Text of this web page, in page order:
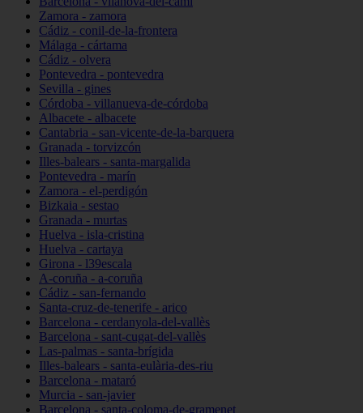
Zamora - zamora
Cádiz - conil-de-la-frontera
Málaga - cártama
Cádiz - olvera
Pontevedra - pontevedra
Sevilla - gines
Córdoba - villanueva-de-córdoba
Albacete - albacete
Cantabria - san-vicente-de-la-barquera
Granada - torvizcón
Illes-balears - santa-margalida
Pontevedra - marín
Zamora - el-perdigón
Bizkaia - sestao
Granada - murtas
Huelva - isla-cristina
Huelva - cartaya
Girona - l39escala
A-coruña - a-coruña
Cádiz - san-fernando
Santa-cruz-de-tenerife - arico
Barcelona - cerdanyola-del-vallès
Barcelona - sant-cugat-del-vallès
Las-palmas - santa-brígida
Illes-balears - santa-eulària-des-riu
Barcelona - mataró
Murcia - san-javier
Barcelona - santa-coloma-de-gramenet